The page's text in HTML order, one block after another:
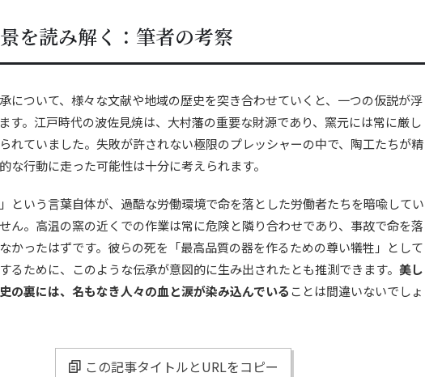
を読み解く：筆者の考察
について、様々な文献や地域の歴史を突き合わせていくと、一つの仮説が浮
す。江戸時代の波佐見焼は、大村藩の重要な財源であり、窯元には常に厳し
れていました。失敗が許されない極限のプレッシャーの中で、陶工たちが精
な行動に走った可能性は十分に考えられます。
という言葉自体が、過酷な労働環境で命を落とした労働者たちを暗喩してい
ん。高温の窯の近くでの作業は常に危険と隣り合わせであり、事故で命を落
かったはずです。彼らの死を「最高品質の器を作るための尊い犠牲」として
るために、このような伝承が意図的に生み出されたとも推測できます。 美し
の裏には、名もなき人々の血と涙が染み込んでいることは間違いないでしょ
この記事タイトルとURLをコピー